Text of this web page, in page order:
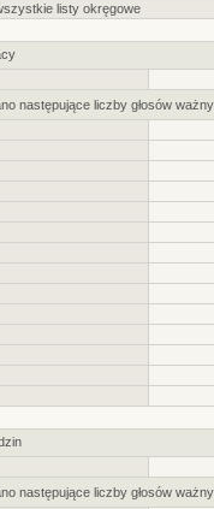
listy okręgowe
następujące liczby głosów
następujące liczby głosów